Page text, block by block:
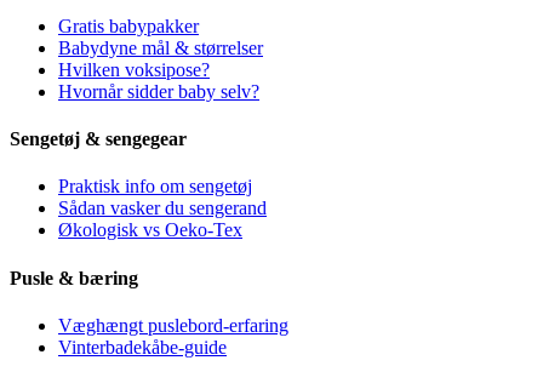
Gratis babypakker
Babydyne mål & størrelser
Hvilken voksipose?
Hvornår sidder baby selv?
Sengetøj & sengegear
Praktisk info om sengetøj
Sådan vasker du sengerand
Økologisk vs Oeko-Tex
Pusle & bæring
Væghængt puslebord-erfaring
Vinterbadekåbe-guide